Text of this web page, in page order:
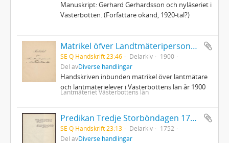
Manuskript: Gerhard Gerhardsson och nyläseriet i
Västerbotten. (Författare okänd, 1920-tal?)
Matrikel öfver Landtmäteripersonalen i Westerbottens län
SE Q Handskrift 23:46 Delarkiv
1900
Del avDiverse handlingar
Handskriven inbunden matrikel över lantmätare
och lantmäterielever i Västerbottens län år 1900
Lantmäteriet Västerbottens län
Predikan Tredje Storböndagen 1752 i Njurunda
SE Q Handskrift 23:13 Delarkiv
1752
Del avDiverse handlingar